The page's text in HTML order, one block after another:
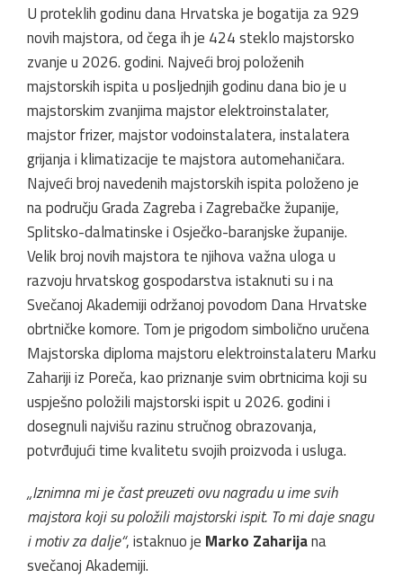
U proteklih godinu dana Hrvatska je bogatija za 929
novih majstora, od čega ih je 424 steklo majstorsko
zvanje u 2026. godini. Najveći broj položenih
majstorskih ispita u posljednjih godinu dana bio je u
majstorskim zvanjima majstor elektroinstalater,
majstor frizer, majstor vodoinstalatera, instalatera
grijanja i klimatizacije te majstora automehaničara.
Najveći broj navedenih majstorskih ispita položeno je
na području Grada Zagreba i Zagrebačke županije,
Splitsko-dalmatinske i Osječko-baranjske županije.
Velik broj novih majstora te njihova važna uloga u
razvoju hrvatskog gospodarstva istaknuti su i na
Svečanoj Akademiji održanoj povodom Dana Hrvatske
obrtničke komore. Tom je prigodom simbolično uručena
Majstorska diploma majstoru elektroinstalateru Marku
Zahariji iz Poreča, kao priznanje svim obrtnicima koji su
uspješno položili majstorski ispit u 2026. godini i
dosegnuli najvišu razinu stručnog obrazovanja,
potvrđujući time kvalitetu svojih proizvoda i usluga.
„Iznimna mi je čast preuzeti ovu nagradu u ime svih
majstora koji su položili majstorski ispit. To mi daje snagu
i motiv za dalje“, istaknuo je Marko Zaharijana
svečanoj Akademiji.